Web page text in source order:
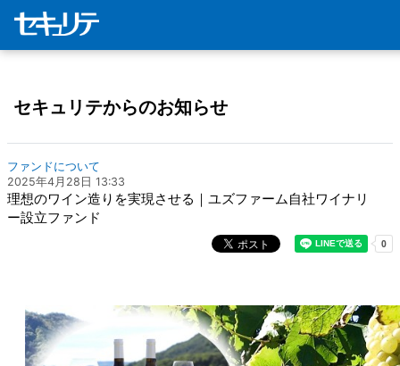
セキュリテからのお知らせ
ファンドについて
2025年4月28日 13:33
理想のワイン造りを実現させる｜ユズファーム自社ワイナリ
ー設立ファンド